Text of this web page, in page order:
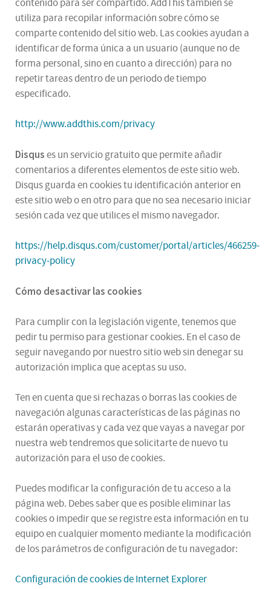
contenido para ser compartido. AddThis también se
utiliza para recopilar información sobre cómo se
comparte contenido del sitio web. Las cookies ayudan a
identificar de forma única a un usuario (aunque no de
forma personal, sino en cuanto a dirección) para no
repetir tareas dentro de un periodo de tiempo
especificado.
http://www.addthis.com/privacy
Disquses un servicio gratuito que permite añadir
comentarios a diferentes elementos de este sitio web.
Disqus guarda en cookies tu identificación anterior en
este sitio web o en otro para que no sea necesario iniciar
sesión cada vez que utilices el mismo navegador.
https://help.disqus.com/customer/portal/articles/466259-
privacy-policy
Cómo desactivar las cookies
Para cumplir con la legislación vigente, tenemos que
pedir tu permiso para gestionar cookies. En el caso de
seguir navegando por nuestro sitio web sin denegar su
autorización implica que aceptas su uso.
Ten en cuenta que si rechazas o borras las cookies de
navegación algunas características de las páginas no
estarán operativas y cada vez que vayas a navegar por
nuestra web tendremos que solicitarte de nuevo tu
autorización para el uso de cookies.
Puedes modificar la configuración de tu acceso a la
página web. Debes saber que es posible eliminar las
cookies o impedir que se registre esta información en tu
equipo en cualquier momento mediante la modificación
de los parámetros de configuración de tu navegador:
Configuración de cookies de Internet Explorer